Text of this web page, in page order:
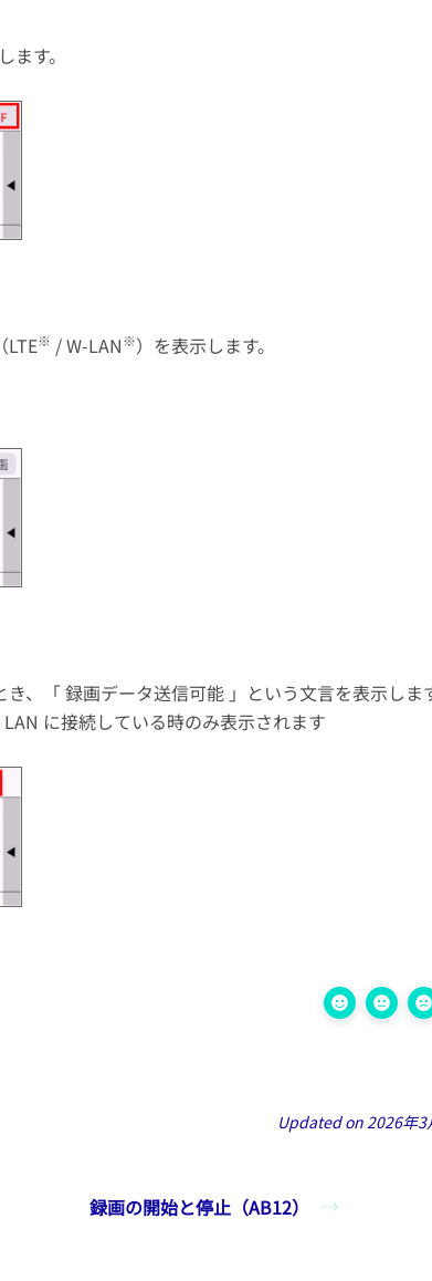
す。
LTE※ / W-LAN※）を表示します。
、「 録画データ送信可能 」という文言を表示しま
に接続している時のみ表示されます
Updated on 2026年3
録画の開始と停止（AB12）